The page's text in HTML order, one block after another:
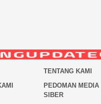
TENTANG KAMI
PEDOMAN MEDIA
SIBER